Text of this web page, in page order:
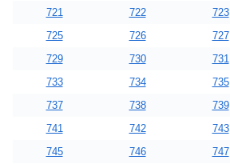
721
722 723
725
726 727
729
730 731
733
734 735
737
738 739
741
742 743
745
746 747